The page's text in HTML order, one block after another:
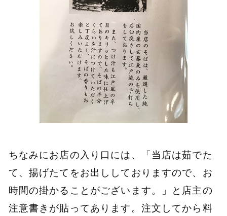
ちなみにお店の入り口には、「当店は茹でた
て、揚げたてをお出ししておりますので、お
時間の掛かることがございます。」と店主の
注意書きが貼ってあります。注文してから料